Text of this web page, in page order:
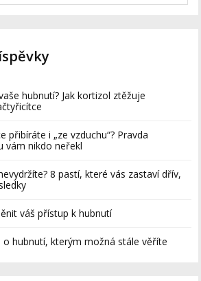
hubnutí? Jak kortizol ztěžuje
přibíráte i „ze vzduchu“? Pravda
vám nikdo neřekl
8 pastí, které vás zastaví dřív,
váš přístup k hubnutí
hubnutí, kterým možná stále věříte